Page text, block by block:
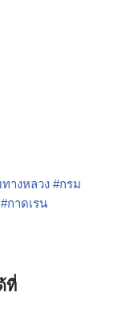
างหลวง #กรม
#กาดเรน
ที่